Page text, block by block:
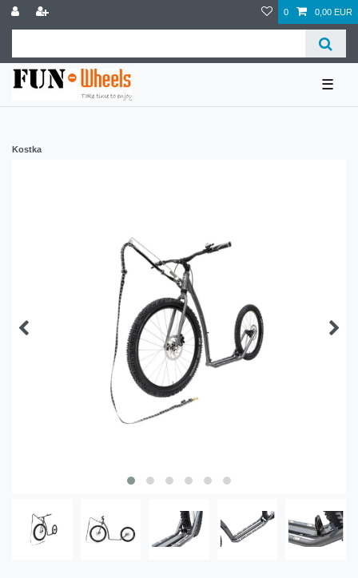
0 0,00 EUR
☰
Kostka